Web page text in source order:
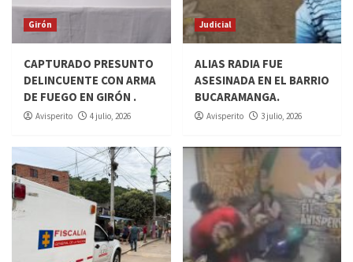
Girón
CAPTURADO PRESUNTO
DELINCUENTE CON ARMA
DE FUEGO EN GIRÓN .
Avisperito 4 julio, 2026
Judicial
ALIAS RADIA FUE
ASESINADA EN EL BARRIO
BUCARAMANGA.
Avisperito 3 julio, 2026